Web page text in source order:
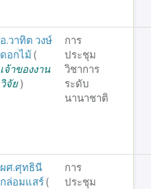
อ.วาทิต วงษ์
ดอกไม้(
เจ้าของงาน
วิจัย)
การ
ประชุม
วิชาการ
ระดับ
นานาชาติ
ผศ.ศุทธินี
กล่อมแสร์(
การ
ประชุม